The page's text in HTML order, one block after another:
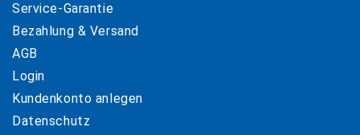
Service-Garantie
Bezahlung & Versand
AGB
Login
Kundenkonto anlegen
Datenschutz